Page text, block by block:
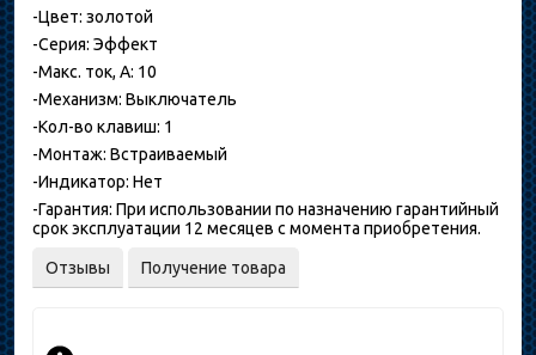
-Цвет: золотой
-Серия: Эффект
-Макс. ток, А: 10
-Механизм: Выключатель
-Кол-во клавиш: 1
-Монтаж: Встраиваемый
-Индикатор: Нет
-Гарантия: При использовании по назначению гарантийный
срок эксплуатации 12 месяцев с момента приобретения.
Отзывы Получение товара